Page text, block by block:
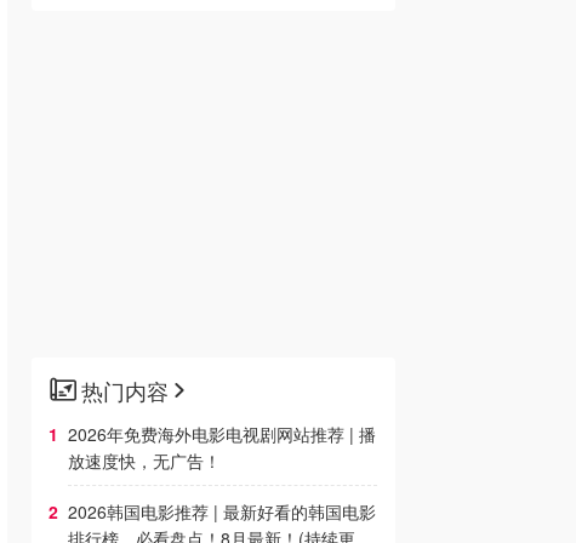
热门内容
2026年免费海外电影电视剧网站推荐 | 播
放速度快，无广告！
2026韩国电影推荐 | 最新好看的韩国电影
排行榜，必看盘点！8月最新！(持续更